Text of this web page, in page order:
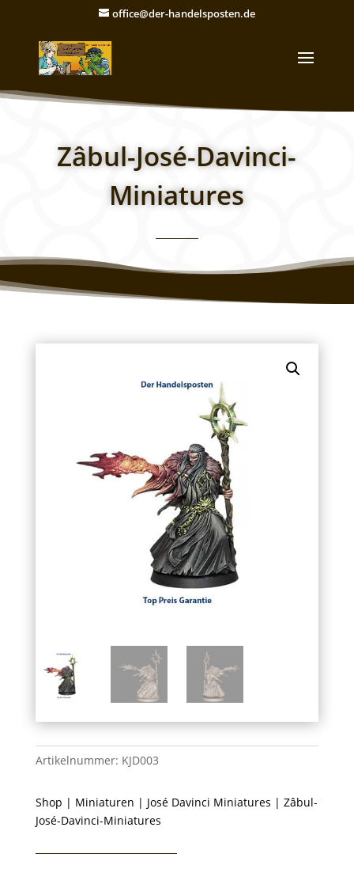
office@der-handelsposten.de
Zâbul-José-Davinci-
Miniatures
Artikelnummer: KJD003
Shop | Miniaturen | José Davinci Miniatures | Zâbul-
José-Davinci-Miniatures